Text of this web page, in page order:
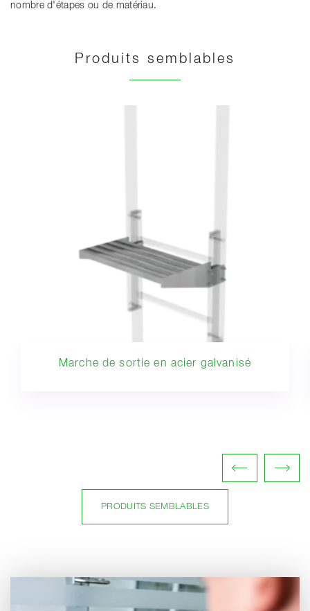
nombre d'étapes ou de matériau.
Produits semblables
Marche de sortie en acier galvanisé
PRODUITS SEMBLABLES